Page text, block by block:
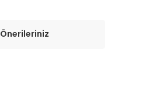
Önerileriniz